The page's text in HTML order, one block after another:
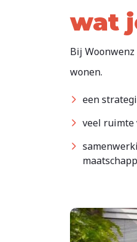
wat
Bij
wonen.
een
veel